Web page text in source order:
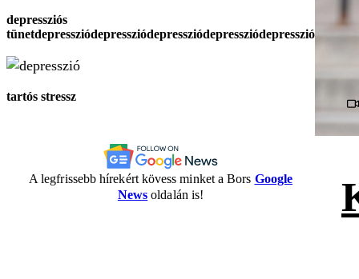
depressziós
tünetdepressziódepressziódepressziódepressziódepresszió
tartós stressz
A legfrissebb hírekért kövess minket a Bors Google
News oldalán is!